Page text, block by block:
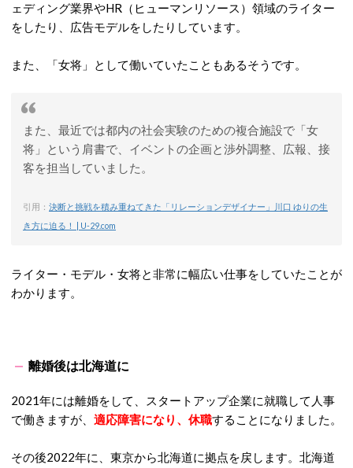
ェディング業界やHR（ヒューマンリソース）領域のライター
をしたり、広告モデルをしたりしています。
また、「女将」として働いていたこともあるそうです。
また、最近では都内の社会実験のための複合施設で「女
将」という肩書で、イベントの企画と渉外調整、広報、接
客を担当していました。
引用： 決断と挑戦を積み重ねてきた「リレーションデザイナー」川口 ゆりの生
き方に迫る！ | U-29.com
ライター・モデル・女将と非常に幅広い仕事をしていたことが
わかります。
離婚後は北海道に
2021年には離婚をして、スタートアップ企業に就職して人事
で働きますが、 適応障害になり、休職することになりました。
その後2022年に、東京から北海道に拠点を戻します。北海道